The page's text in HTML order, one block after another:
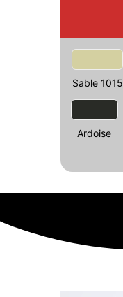
Sable 1015
Ardoise